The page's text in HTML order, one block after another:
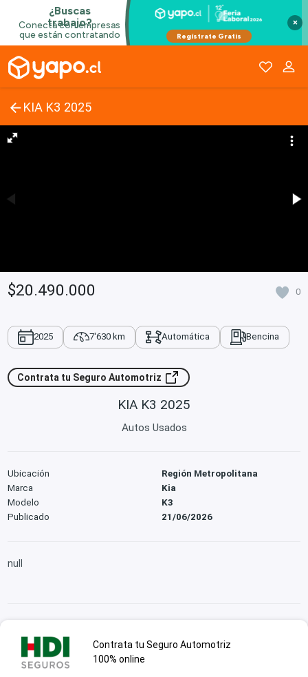
×
KIA K3 2025
$20.490.000 0
2025 7'630 km Automática Bencina
Contrata tu Seguro Automotriz
KIA K3 2025
Autos Usados
Ubicación
Región Metropolitana
Marca
Kia
Modelo
K3
Publicado
21/06/2026
null
Contrata tu Seguro Automotriz
100% online